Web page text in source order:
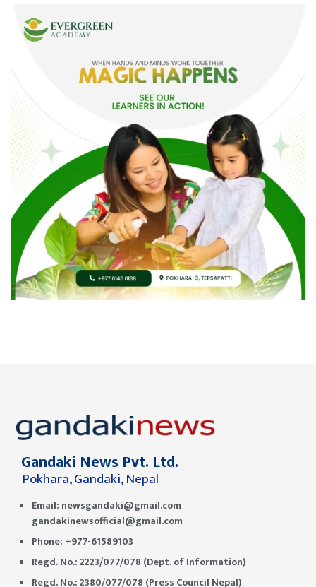
Gandaki News Pvt. Ltd.
Pokhara, Gandaki, Nepal
Email: newsgandaki@gmail.com
gandakinewsofficial@gmail.com
Phone: +977-61589103
Regd. No.: 2223/077/078 (Dept. of Information)
Regd. No.: 2380/077/078 (Press Council Nepal)